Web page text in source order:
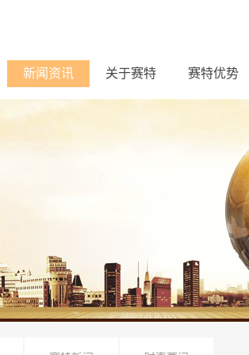
新闻资讯 关于赛特 赛特优势